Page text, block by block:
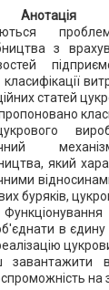
Анотація
з
статей
який
буряків,
в єдину
на